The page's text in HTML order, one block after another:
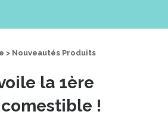
> Nouveautés Produits
la 1ère
!